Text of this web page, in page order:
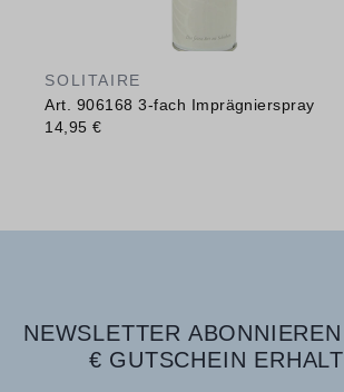
SOLITAIRE
Art. 906168 3-fach Imprägnierspray
14,95 €
NEWSLETTER
€ GUTSCHEIN